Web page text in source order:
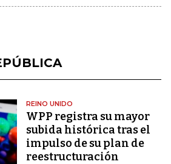
REINO UNIDO
WPP registra su mayor
subida histórica tras el
impulso de su plan de
reestructuración